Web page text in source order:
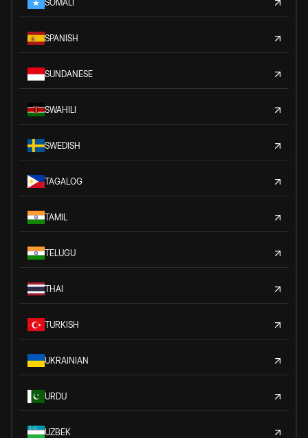
SOMALI
SPANISH
SUNDANESE
SWAHILI
SWEDISH
TAGALOG
TAMIL
TELUGU
THAI
TURKISH
UKRAINIAN
URDU
UZBEK